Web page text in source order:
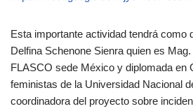
Esta importante actividad tendrá como
Delfina Schenone Sienra quien es
FLASCO sede México y diplomada en
feministas de la Universidad Nacional
coordinadora del proyecto sobre